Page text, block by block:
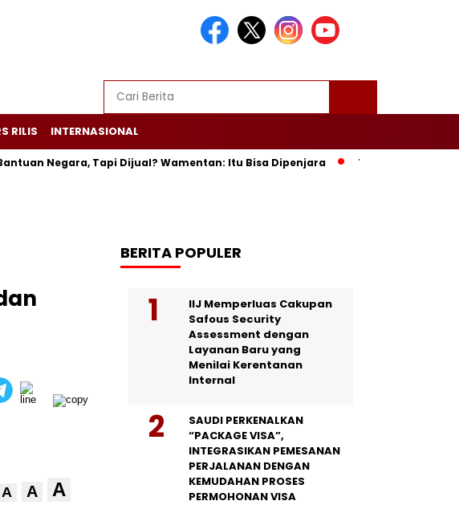
RILIS INTERNASIONAL
Negara, Tapi Dijual? Wamentan: Itu Bisa Dipenjara Trump Ultimatum Iran:
A A A
BERITA POPULER
IIJ Memperluas Cakupan
Safous Security
Assessment dengan
Layanan Baru yang
Menilai Kerentanan
Internal
SAUDI PERKENALKAN
“PACKAGE VISA”,
INTEGRASIKAN PEMESANAN
PERJALANAN DENGAN
KEMUDAHAN PROSES
PERMOHONAN VISA